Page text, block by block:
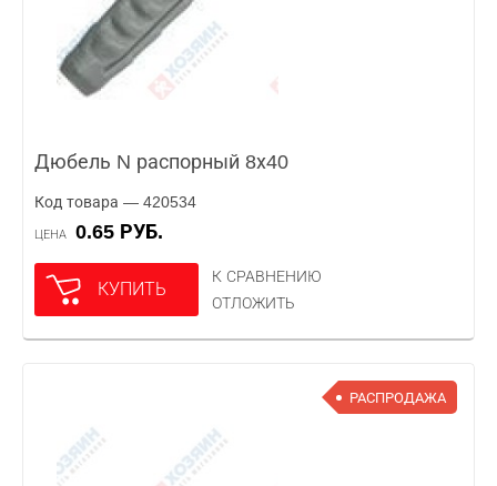
Дюбель N распорный 8х40
Код товара — 420534
ЦЕНА 0.65 РУБ.
КУПИТЬ
К СРАВНЕНИЮ
ОТЛОЖИТЬ
РАСПРОДАЖА